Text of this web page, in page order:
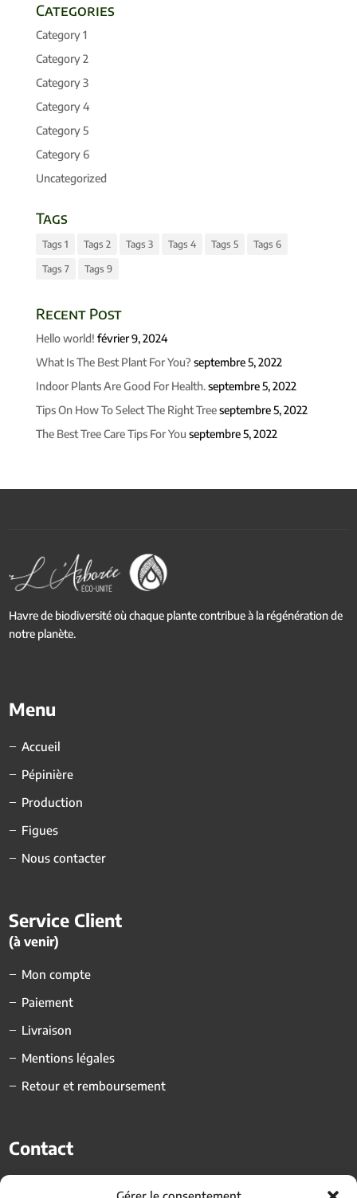
Categories
Category 1
Category 2
Category 3
Category 4
Category 5
Category 6
Uncategorized
Tags
Tags 1 Tags 2 Tags 3 Tags 4 Tags 5 Tags 6
Tags 7 Tags 9
Recent Post
Hello world! février 9, 2024
What Is The Best Plant For You? septembre 5, 2022
Indoor Plants Are Good For Health.septembre 5, 2022
Tips On How To Select The Right Treeseptembre 5, 2022
The Best Tree Care Tips For You septembre 5, 2022
Havre de biodiversité où chaque plante contribue à la régénération de
notre planète.
Menu
Accueil
Pépinière
Production
Figues
Nous contacter
Service Client
(à venir)
Mon compte
Paiement
Livraison
Mentions légales
Retour et remboursement
Contact
Lieu-dit Le Trentin,